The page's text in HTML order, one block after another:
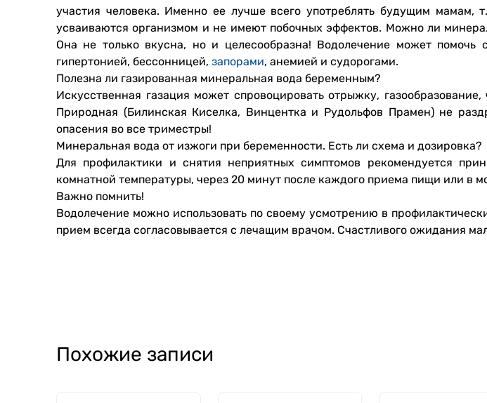
участия человека. Именно ее лучше всего употреблять будущим мамам,
усваиваются организмом и не имеют побочных эффектов. Можно ли
Она не только вкусна, но и целесообразна! Водолечение может помочь
гипертонией, бессонницей, запорами, анемией и судорогами.
Полезна ли газированная минеральная вода беременным?
Искусственная газация может спровоцировать отрыжку,
Природная (Билинская Киселка, Винцентка и Рудольфов Прамен) не
опасения во все триместры!
Минеральная вода от изжоги при беременности. Есть ли схема и дозировка?
Для профилактики и снятия неприятных симптомов рекомендуется
комнатной температуры, через 20 минут после каждого приема пищи или в
Важно помнить!
Водолечение можно использовать по своему усмотрению в
прием всегда согласовывается с лечащим врачом. Счастливого ожидания
Похожие записи